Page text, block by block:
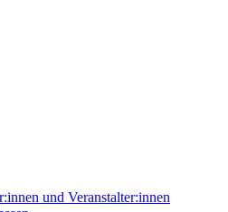
und Veranstalter:innen